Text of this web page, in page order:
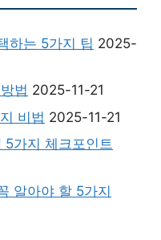
하는 5가지 팁 2025-
법 2025-11-21
비법 2025-11-21
5가지 체크포인트
알아야 할 5가지